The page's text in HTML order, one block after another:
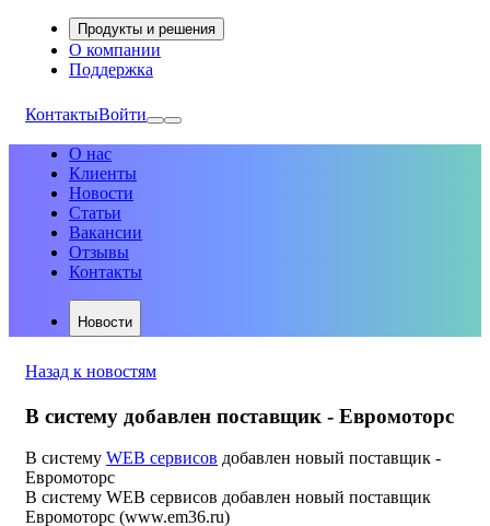
Продукты и решения
О компании
Поддержка
КонтактыВойти
О нас
Клиенты
Новости
Статьи
Вакансии
Отзывы
Контакты
Новости
Назад к новостям
В систему добавлен поставщик - Евромоторс
В систему WEB сервисов добавлен новый поставщик -
Евромоторс
В систему WEB сервисов добавлен новый поставщик
Евромоторс (www.em36.ru)